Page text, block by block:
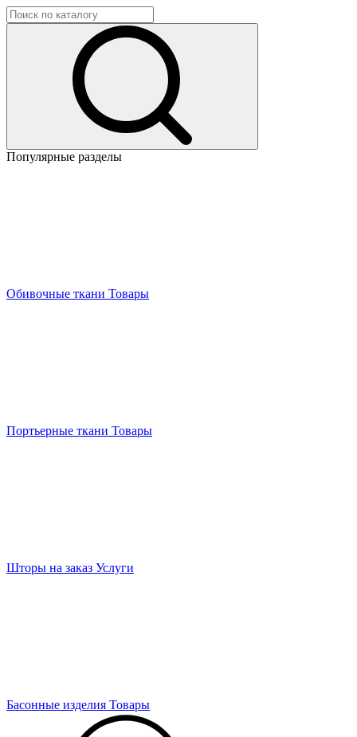
Популярные разделы
Обивочные ткани Товары
Портьерные ткани Товары
Шторы на заказ Услуги
Басонные изделия Товары